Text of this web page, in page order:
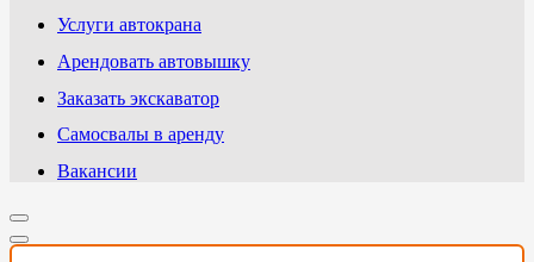
Услуги автокрана
Арендовать автовышку
Заказать экскаватор
Самосвалы в аренду
Вакансии